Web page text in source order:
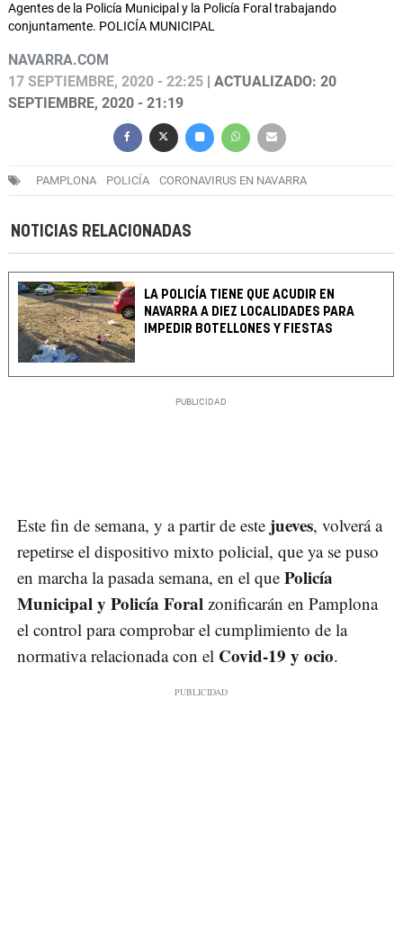
Agentes de la Policía Municipal y la Policía Foral trabajando
conjuntamente. POLICÍA MUNICIPAL
NAVARRA.COM
17 SEPTIEMBRE, 2020 - 22:25 | ACTUALIZADO: 20
SEPTIEMBRE, 2020 - 21:19
PAMPLONA POLICÍA CORONAVIRUS EN NAVARRA
NOTICIAS RELACIONADAS
LA POLICÍA TIENE QUE ACUDIR EN
NAVARRA A DIEZ LOCALIDADES PARA
IMPEDIR BOTELLONES Y FIESTAS
Este fin de semana, y a partir de este jueves, volverá a
repetirse el dispositivo mixto policial, que ya se puso
en marcha la pasada semana, en el que Policía
Municipal y Policía Foral zonificarán en Pamplona
el control para comprobar el cumplimiento de la
normativa relacionada con el Covid-19 y ocio.